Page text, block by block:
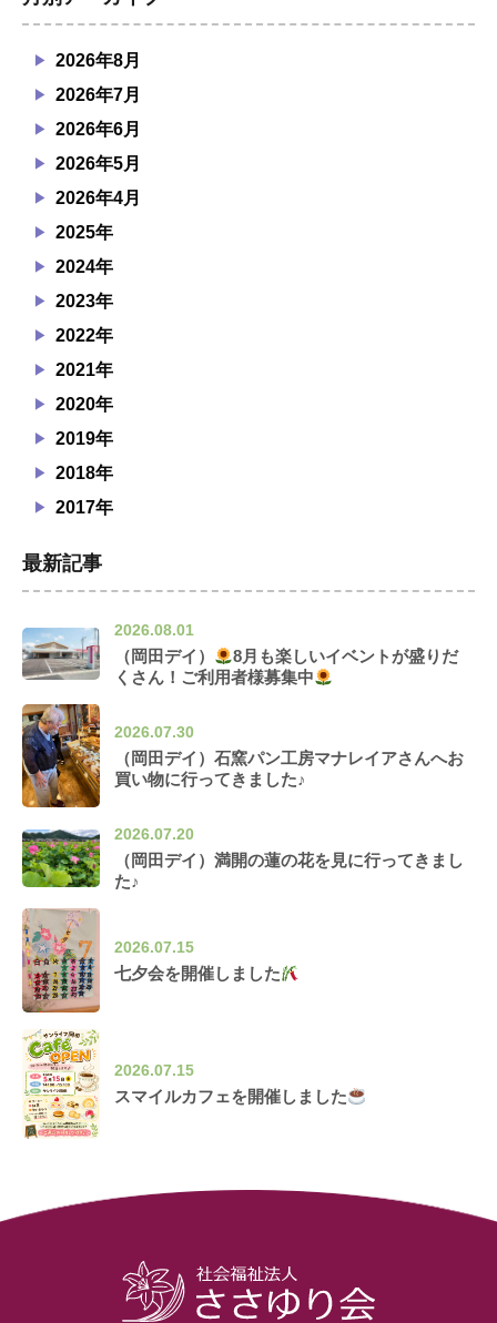
2026年8月
2026年7月
2026年6月
2026年5月
2026年4月
2025年
2024年
2023年
2022年
2021年
2020年
2019年
2018年
2017年
最新記事
2026.08.01
（岡田デイ）
8月も楽しいイベントが盛りだ
くさん！ご利用者様募集中
2026.07.30
（岡田デイ）石窯パン工房マナレイアさんへお
買い物に行ってきました♪
2026.07.20
（岡田デイ）満開の蓮の花を見に行ってきまし
た♪
2026.07.15
七夕会を開催しました
2026.07.15
スマイルカフェを開催しました